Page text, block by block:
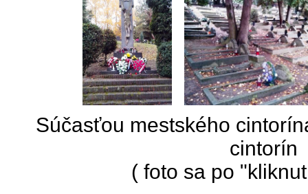
Súčasťou mestského
cintorín
( foto sa po